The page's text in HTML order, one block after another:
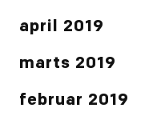
april 2019
marts 2019
februar 2019